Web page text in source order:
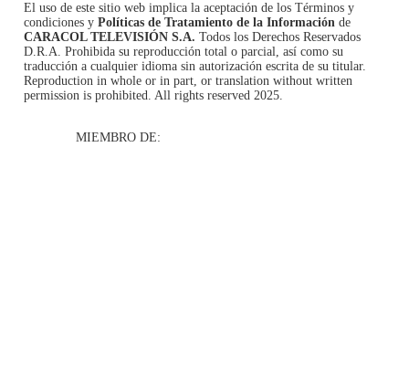
El uso de este sitio web implica la aceptación de los Términos y
condiciones y Políticas de Tratamiento de la Información de
CARACOL TELEVISIÓN S.A. Todos los Derechos Reservados
D.R.A. Prohibida su reproducción total o parcial, así como su
traducción a cualquier idioma sin autorización escrita de su titular.
Reproduction in whole or in part, or translation without written
permission is prohibited. All rights reserved 2025.
MIEMBRO DE: